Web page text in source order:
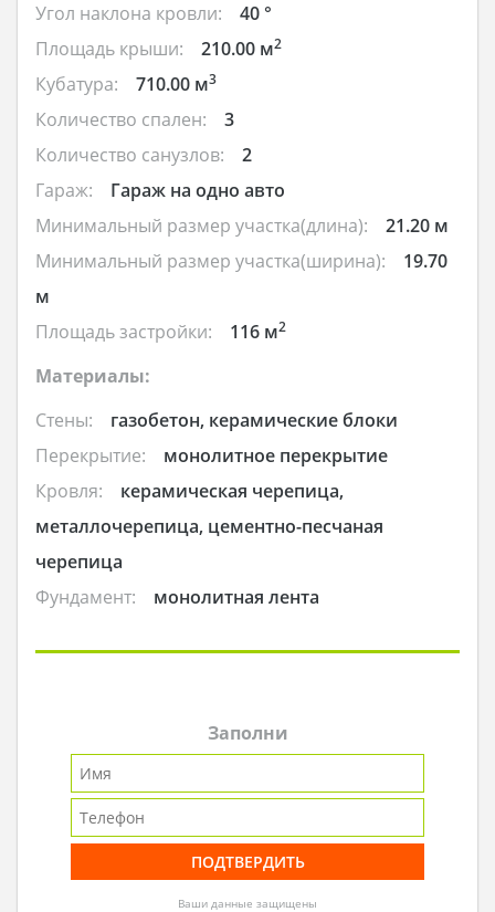
Угол наклона кровли:
40 °
Площадь крыши:
210.00 м2
Кубатура: 710.00 м3
Количество спален:
3
Количество санузлов:
2
Гараж:
Гараж на одно авто
Минимальный размер участка(длина):
21.20 м
Минимальный размер участка(ширина):
19.70
м
Площадь застройки:
116 м2
Материалы:
Стены:
газобетон, керамические блоки
Перекрытие:
монолитное перекрытие
Кровля:
керамическая черепица,
металлочерепица, цементно-песчаная
черепица
Фундамент:
монолитная лента
Заполни
Ваши данные защищены